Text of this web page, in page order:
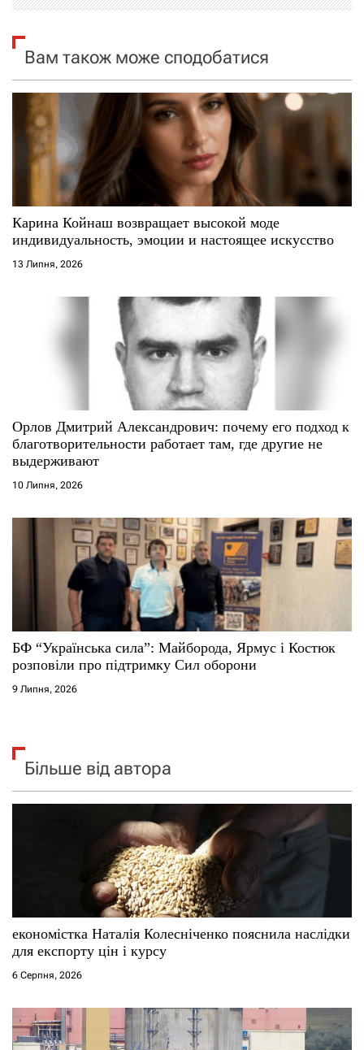
і
я
з
с
і
Вам також може сподобатися
Карина Койнаш возвращает высокой моде
индивидуальность, эмоции и настоящее искусство
13 Липня, 2026
Орлов Дмитрий Александрович: почему его подход к
благотворительности работает там, где другие не
выдерживают
10 Липня, 2026
БФ “Українська сила”: Майборода, Ярмус і Костюк
розповіли про підтримку Сил оборони
9 Липня, 2026
Більше від автора
економістка Наталія Колесніченко пояснила наслідки
для експорту цін і курсу
6 Серпня, 2026